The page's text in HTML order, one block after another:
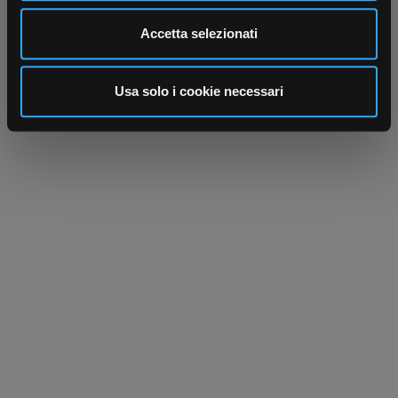
Utilizziamo i cookie per personalizzare contenuti ed
analizzare il nostro traffico. Condividiamo inoltre
informazioni sul modo in cui utilizza il nostro sito con i
nostri partner che si occupano di analisi dei dati web,
pubblicità e social media, i quali potrebbero combinarle
Accetta selezionati
Usa solo i cookie necessari